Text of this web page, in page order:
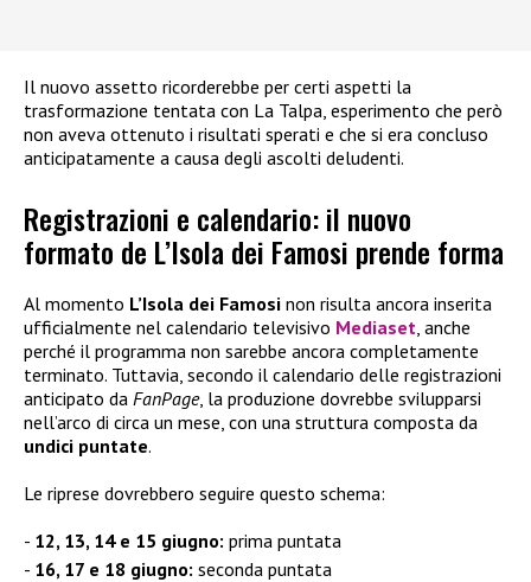
Il nuovo assetto ricorderebbe per certi aspetti la
trasformazione tentata con La Talpa, esperimento che però
non aveva ottenuto i risultati sperati e che si era concluso
anticipatamente a causa degli ascolti deludenti.
Registrazioni e calendario: il nuovo
formato de L’Isola dei Famosi prende forma
Al momento L’Isola dei Famosi non risulta ancora inserita
ufficialmente nel calendario televisivo Mediaset , anche
perché il programma non sarebbe ancora completamente
terminato. Tuttavia, secondo il calendario delle registrazioni
anticipato da FanPage, la produzione dovrebbe svilupparsi
nell’arco di circa un mese, con una struttura composta da
undici puntate.
Le riprese dovrebbero seguire questo schema:
12, 13, 14 e 15 giugno: prima puntata
16, 17 e 18 giugno: seconda puntata